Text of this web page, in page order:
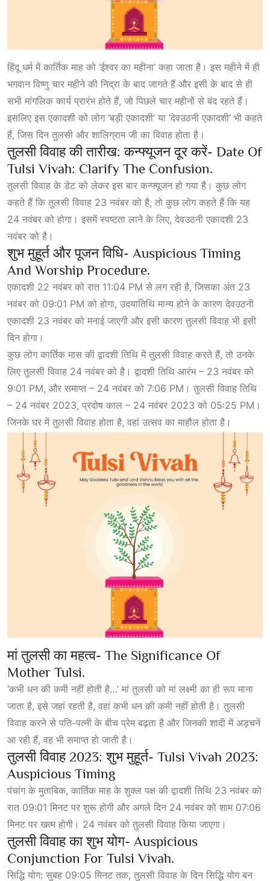
हिंदू धर्म में कार्तिक माह को ‘ईश्वर का महीना’ कहा जाता है। इस महीने में ही
भगवान विष्णु चार महीने की निद्रा के बाद जागते हैं और इसी के बाद से ही
सभी मांगलिक कार्य प्रारंभ होते हैं, जो पिछले चार महीनों से बंद रहते हैं।
इसलिए इस एकादशी को लोग ‘बड़ी एकादशी’ या ‘देवउठनी एकादशी’ भी कहते
हैं, जिस दिन तुलसी और शालिग्राम जी का विवाह होता है।
तुलसी विवाह की तारीख: कन्फ्यूजन दूर करें- Date Of
Tulsi Vivah: Clarify The Confusion.
तुलसी विवाह के डेट को लेकर इस बार कन्फ्यूजन हो गया है। कुछ लोग
कहते हैं कि तुलसी विवाह 23 नवंबर को है, तो कुछ लोग कहते हैं कि यह
24 नवंबर को होगा। इसमें स्पष्टता लाने के लिए, देवउठनी एकादशी 23
नवंबर को है।
शुभ मुहूर्त और पूजन विधि- Auspicious Timing
And Worship Procedure.
एकादशी 22 नवंबर को रात 11:04 PM से लग रही है, जिसका अंत 23
नवंबर को 09:01 PM को होगा, उदयातिथि मान्य होने के कारण देवउठनी
एकादशी 23 नवंबर को मनाई जाएगी और इसी कारण तुलसी विवाह भी इसी
दिन होगा।
कुछ लोग कार्तिक मास की द्वादशी तिथि में तुलसी विवाह करते हैं, तो उनके
लिए तुलसी विवाह 24 नवंबर को है। द्वादशी तिथि आरंभ – 23 नवंबर को
9:01 PM, और समाप्त – 24 नवंबर को 7:06 PM। तुलसी विवाह तिथि
– 24 नवंबर 2023, प्रदोष काल – 24 नवंबर 2023 को 05:25 PM।
जिनके घर में तुलसी विवाह होता है, वहां उत्सव का माहौल होता है।
मां तुलसी का महत्व- The Significance Of
Mother Tulsi.
‘कभी धन की कमी नहीं होती है…’ मां तुलसी को मां लक्ष्मी का ही रूप माना
जाता है, इसे जहां रहती है, वहां कभी धन की कमी नहीं होती है। तुलसी
विवाह करने से पति-पत्नी के बीच प्रेम बढ़ता है और जिनकी शादी में अड़चनें
आ रही हैं, वह भी समाप्त हो जाती है।
तुलसी विवाह 2023: शुभ मुहूर्त- Tulsi Vivah 2023:
Auspicious Timing
पंचांग के मुताबिक, कार्तिक माह के शुक्ल पक्ष की द्वादशी तिथि 23 नवंबर को
रात 09:01 मिनट पर शुरू होगी और अगले दिन 24 नवंबर को शाम 07:06
मिनट पर खत्म होगी। 24 नवंबर को तुलसी विवाह किया जाएगा।
तुलसी विवाह का शुभ योग- Auspicious
Conjunction For Tulsi Vivah.
सिद्धि योग: सुबह 09:05 मिनट तक, तुलसी विवाह के दिन सिद्धि योग बन